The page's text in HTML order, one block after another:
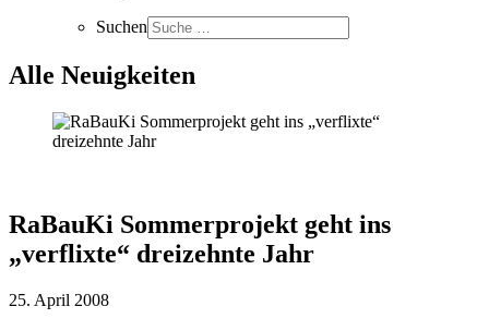
Suchen
Alle Neuigkeiten
RaBauKi Sommerprojekt geht ins
„verflixte“ dreizehnte Jahr
25. April 2008